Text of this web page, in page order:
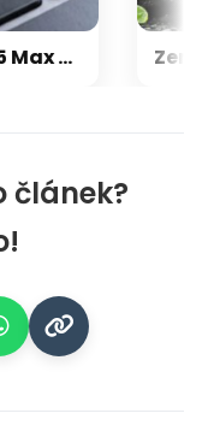
článek?
Přehřívající se M5 Max MacBook Pro trápí zaseklé klávesy, cena opravy je $895